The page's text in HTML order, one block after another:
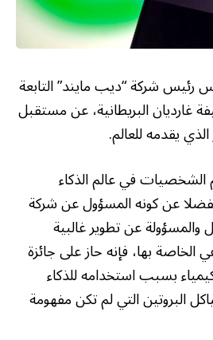
شركة “ديب مايند” التابعة
غارديان البريطانية، عن مستقبل
يقدمه للعالم.
في عالم الذكاء
عن كونه المسؤول عن شركة
والمسؤولة عن تطوير غالبية
الخاصة بها، فإنه حاز على جائزة
2024 في الكيمياء بسبب استخدامه للذكاء
البروتين التي لم تكن مفهومة